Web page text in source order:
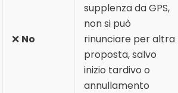
❌ No
supplenza da GPS,
non si può
rinunciare per altra
proposta, salvo
inizio tardivo o
annullamento